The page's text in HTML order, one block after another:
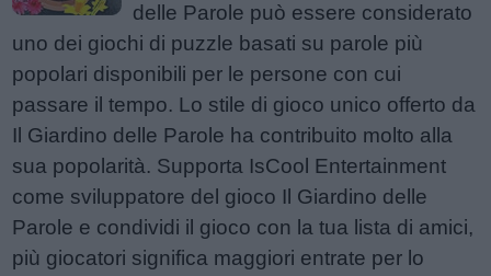
delle Parole può essere considerato
uno dei giochi di puzzle basati su parole più
popolari disponibili per le persone con cui
passare il tempo. Lo stile di gioco unico offerto da
Il Giardino delle Parole ha contribuito molto alla
sua popolarità. Supporta IsCool Entertainment
come sviluppatore del gioco Il Giardino delle
Parole e condividi il gioco con la tua lista di amici,
più giocatori significa maggiori entrate per lo